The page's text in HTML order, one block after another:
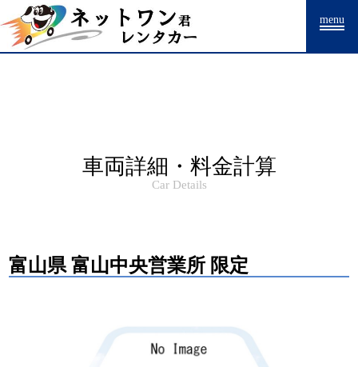
Warning: Undefined array key "HTTP_ACCEPT_LANGUAGE" in
/home/drpnw/netwankun.com/public_html/include/access_log.phpon
line15
menu
車両詳細・料金計算
Car Details
富山県 富山中央営業所 限定